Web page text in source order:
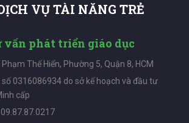
VỤ TÀI NĂNG TRẺ
vấn phát triển giáo dục
Thế Hiển, Phường 5, Quận 8, HCM
số 0316086934 do sở kế hoạch và đầu tư
cấp
09.87.87.0217